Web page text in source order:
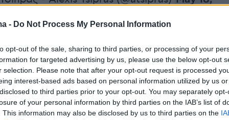
- Do Not Process My Personal Information
opt-out of the sale, sharing to third parties, or processing of your
for targeted advertising by us, please use the below opt-out
selection. Please note that after your opt-out request is processed
interest-based ads based on personal information utilized by us
to third parties prior to your opt-out. You may separately
of your personal information by third parties on the IAB’s list of
This information may also be disclosed by us to third parties on the
τις τελευταίες ημέρες ο πρώην
κοινοποιούσε στα μέσα κοινωνικής
με σχόλια υποστηρικτών του, οι οποίοι
καλούσαν να επιστρέψει στην ενεργό πολιτική